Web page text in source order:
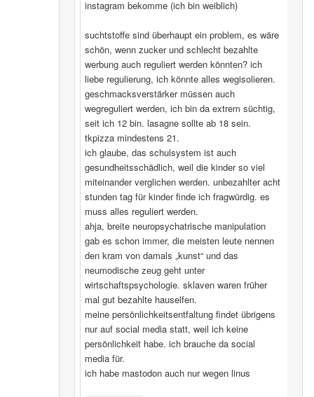
instagram bekomme (ich bin weiblich)
suchtstoffe sind überhaupt ein problem, es wäre
schön, wenn zucker und schlecht bezahlte
werbung auch reguliert werden könnten? ich
liebe regulierung, ich könnte alles wegisolieren.
geschmacksverstärker müssen auch
wegreguliert werden, ich bin da extrem süchtig,
seit ich 12 bin. lasagne sollte ab 18 sein.
tkpizza mindestens 21.
ich glaube, das schulsystem ist auch
gesundheitsschädlich, weil die kinder so viel
miteinander verglichen werden. unbezahlter acht
stunden tag für kinder finde ich fragwürdig. es
muss alles reguliert werden.
ahja, breite neuropsychatrische manipulation
gab es schon immer, die meisten leute nennen
den kram von damals „kunst“ und das
neumodische zeug geht unter
wirtschaftspsychologie. sklaven waren früher
mal gut bezahlte hauselfen.
meine persönlichkeitsentfaltung findet übrigens
nur auf social media statt, weil ich keine
persönlichkeit habe. ich brauche da social
media für.
ich habe mastodon auch nur wegen linus